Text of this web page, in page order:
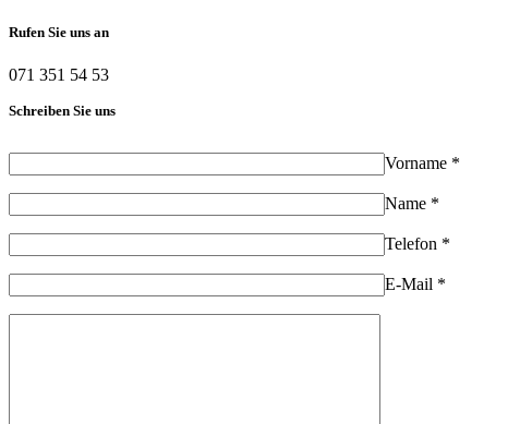
Rufen Sie uns an
071 351 54 53
Schreiben Sie uns
Vorname *
Name *
Telefon *
E-Mail *